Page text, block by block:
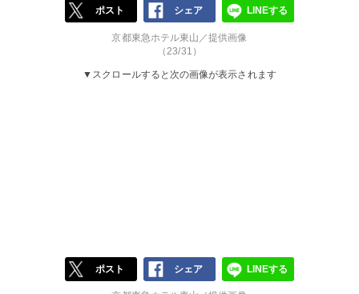
ポスト シェア LINEする
京都東急ホテル東山／提供画像
（23/31）
▼スクロールすると次の画像が表示されます
ポスト シェア LINEする